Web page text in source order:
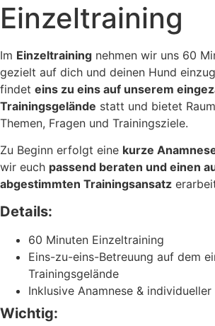
Einzeltraining
Im Einzeltraining nehmen wir uns 60
gezielt auf dich und deinen Hund
findet eins zu eins auf unserem
Trainingsgelände statt und bietet
Themen, Fragen und Trainingsziele.
Zu Beginn erfolgt eine kurze
wir euch passend beraten und einen
abgestimmten Trainingsansatz
Details:
60 Minuten Einzeltraining
Eins-zu-eins-Betreuung auf dem
Trainingsgelände
Inklusive Anamnese & individueller
Wichtig: